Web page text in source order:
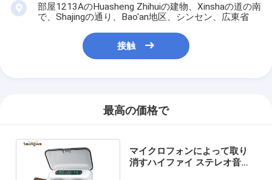
部屋1213AのHuasheng Zhihuiの建物、Xinshaの道の南
で、Shajingの通り、Bao'an地区、シンセン、広東省
接触
最高の価格で
マイクロフォンによって取り
消すハイファイ ステレオ音楽